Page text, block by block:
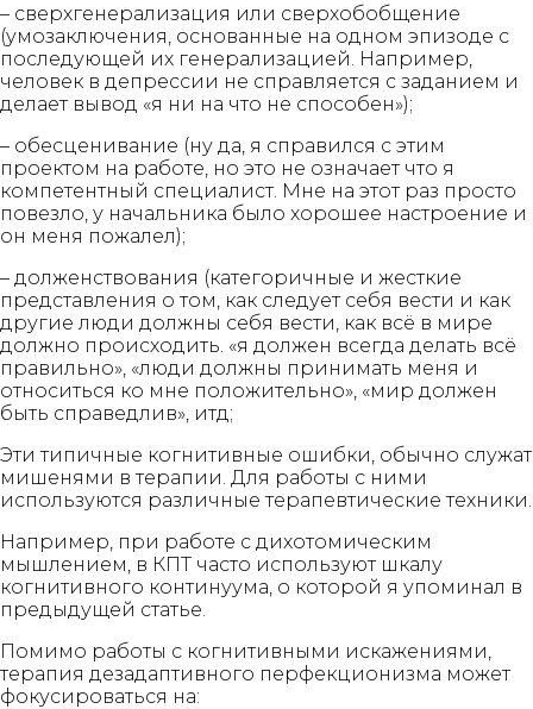
– сверхгенерализация или сверхобобщение
(умозаключения, основанные на одном эпизоде с
последующей их генерализацией. Например,
человек в депрессии не справляется с заданием и
делает вывод «я ни на что не способен»);
– обесценивание (ну да, я справился с этим
проектом на работе, но это не означает что я
компетентный специалист. Мне на этот раз просто
повезло, у начальника было хорошее настроение и
он меня пожалел);
– долженствования (категоричные и жесткие
представления о том, как следует себя вести и как
другие люди должны себя вести, как всё в мире
должно происходить. «я должен всегда делать всё
правильно», «люди должны принимать меня и
относиться ко мне положительно», «мир должен
быть справедлив», итд;
Эти типичные когнитивные ошибки, обычно служат
мишенями в терапии. Для работы с ними
используются различные терапевтические техники.
Например, при работе с дихотомическим
мышлением, в КПТ часто используют шкалу
когнитивного континуума, о которой я упоминал в
предыдущей статье.
Помимо работы с когнитивными искажениями,
терапия дезадаптивного перфекционизма может
фокусироваться на: